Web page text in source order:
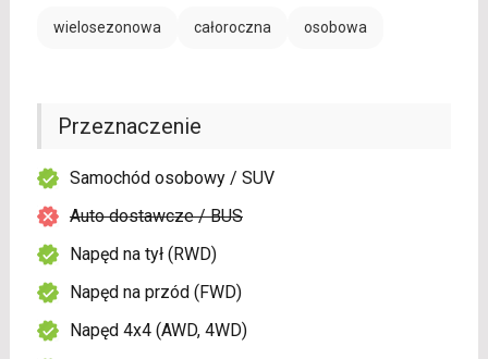
wielosezonowa całoroczna osobowa
Przeznaczenie
Samochód osobowy / SUV
Auto dostawcze / BUS
Napęd na tył (RWD)
Napęd na przód (FWD)
Napęd 4x4 (AWD, 4WD)